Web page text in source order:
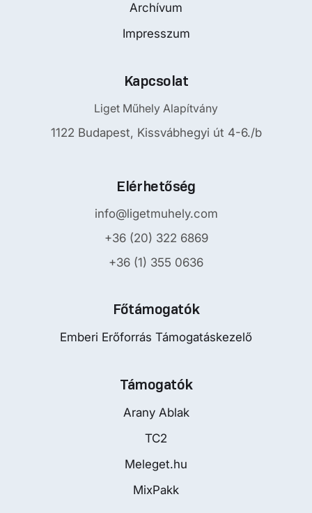
Archívum
Impresszum
Kapcsolat
Liget Műhely Alapítvány
1122 Budapest, Kissvábhegyi út 4-6./b
Elérhetőség
info@ligetmuhely.com
+36 (20) 322 6869
+36 (1) 355 0636
Főtámogatók
Emberi Erőforrás Támogatáskezelő
Támogatók
Arany Ablak
TC2
Meleget.hu
MixPakk